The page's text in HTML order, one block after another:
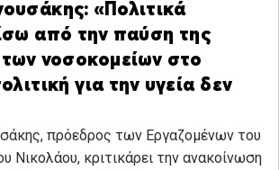
«Πολιτικά
από την παύση της
των νοσοκομείων στο
για την υγεία δεν
πρόεδρος των Εργαζομένων του
Νικολάου, κριτικάρει την ανακοίνωση